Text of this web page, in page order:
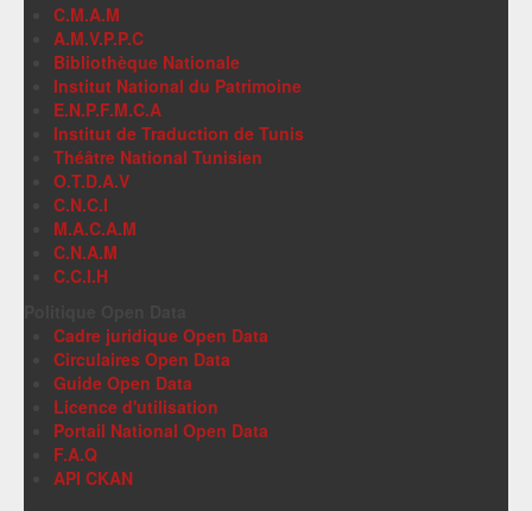
C.M.A.M
A.M.V.P.P.C
Bibliothèque Nationale
Institut National du Patrimoine
E.N.P.F.M.C.A
Institut de Traduction de Tunis
Théâtre National Tunisien
O.T.D.A.V
C.N.C.I
M.A.C.A.M
C.N.A.M
C.C.I.H
Cadre juridique Open Data
Circulaires Open Data
Guide Open Data
Licence d'utilisation
Portail National Open Data
F.A.Q
API CKAN